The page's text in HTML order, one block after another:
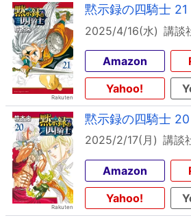
黙示録の四騎士 21
2025/4/16(水) 講談
Amazon
Yahoo!
黙示録の四騎士 20
2025/2/17(月) 講談
Amazon
Yahoo!